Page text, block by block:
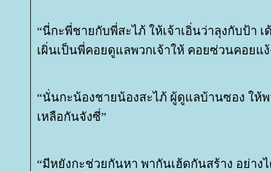
“นี่กะพี่ชายกับพี่สะไภ้ ให้เจ้าเอิ่นว่าลุงกับป้า
เผิ่นเป็นพี่คอยดูแลพวกเจ้าให้ คอยซ่วนคอยแ
“นั่นกะน้องชายน้องสะไภ้ ผู้ดูแลบ้านซอง ใ
เหลือกันจังซี่”
“มีหยังกะช่วยกันหา พากันเฮ้ดกันสร้าง อย่า